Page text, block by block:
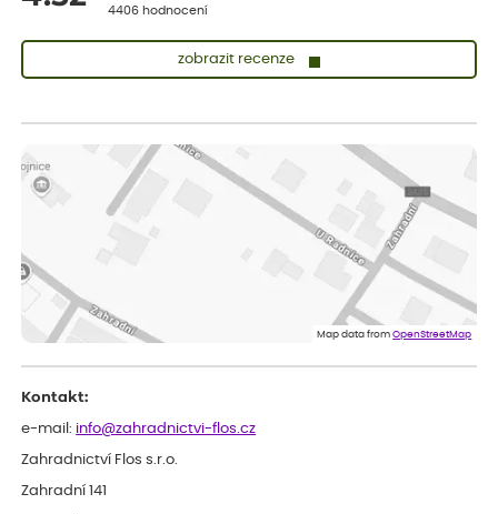
4406 hodnocení
zobrazit recenze
Měla jsem pouze 1objednavku a zatím jsem spokojená se
sazenicemi
Miroslava
Rostliny byly v pořádku, dobře zabalené, celková spokojenost.
Doporučuji :). Spokojenost, stromky v pěkném stavu. Jediné, co
my chybělo, bylo komunikování nedostupného zboží před
Map data fromOpenStreetMap
Kontakt:
e-mail: info@zahradnictvi-flos.cz
Zahradnictví Flos s.r.o.
Zahradní 141